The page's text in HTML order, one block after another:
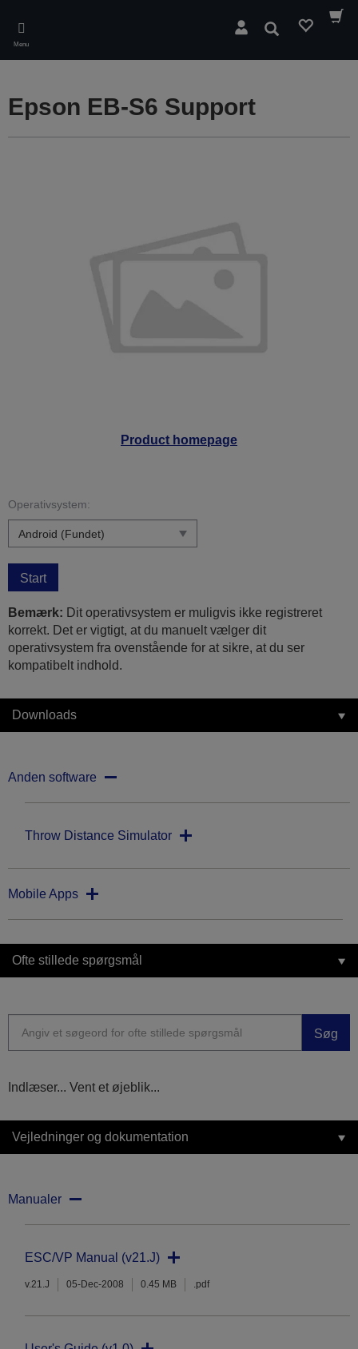
main
content
Menu
Søg
Product homepage
Epson EB-S6 Support
Operativsystem:
Start
Bemærk: Dit operativsystem er muligvis ikke registreret
korrekt. Det er vigtigt, at du manuelt vælger dit
operativsystem fra ovenstående for at sikre, at du ser
kompatibelt indhold.
Downloads
Anden software
Throw Distance Simulator
Mobile Apps
Ofte stillede spørgsmål
Søg
Indlæser... Vent et øjeblik...
Vejledninger og dokumentation
Manualer
ESC/VP Manual (v21.J)
v.21.J 05-Dec-2008 0.45 MB .pdf